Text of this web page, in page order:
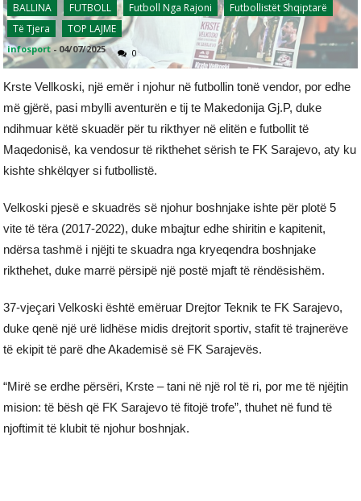
BALLINA FUTBOLL Futboll Nga Rajoni
Futbollistët Shqiptarë
Të Tjera
TOP LAJME
infosport - 04/07/2025 0
Krste Vellkoski, një emër i njohur në futbollin tonë vendor, por edhe
më gjërë, pasi mbylli aventurën e tij te Makedonija Gj.P, duke
ndihmuar këtë skuadër për tu rikthyer në elitën e futbollit të
Maqedonisë, ka vendosur të rikthehet sërish te FK Sarajevo, aty ku
kishte shkëlqyer si futbollistë.
Velkoski pjesë e skuadrës së njohur boshnjake ishte për plotë 5
vite të tëra (2017-2022), duke mbajtur edhe shiritin e kapitenit,
ndërsa tashmë i njëjti te skuadra nga kryeqendra boshnjake
rikthehet, duke marrë përsipë një postë mjaft të rëndësishëm.
37-vjeçari Velkoski është emëruar Drejtor Teknik te FK Sarajevo,
duke qenë një urë lidhëse midis drejtorit sportiv, stafit të trajnerëve
të ekipit të parë dhe Akademisë së FK Sarajevës.
“Mirë se erdhe përsëri, Krste – tani në një rol të ri, por me të njëjtin
mision: të bësh që FK Sarajevo të fitojë trofe”, thuhet në fund të
njoftimit të klubit të njohur boshnjak.